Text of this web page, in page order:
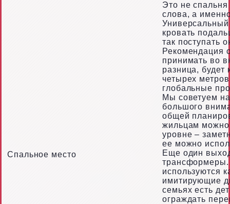
Спальное место
Это не
слова, а
Универсальный
кровать
так поступать
Рекомендация
принимать во
разница, будет
четырех
глобальные
Мы советуем
большого
общей
жильцам можно
уровне –
ее можно
Еще один
используются
имитирующие
семьях есть
ограждать